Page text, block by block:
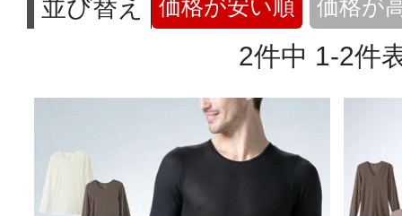
並び替え 価格が安い順 価格が
2件中 1-2件